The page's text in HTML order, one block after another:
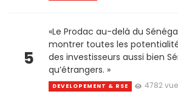
5
«Le Prodac au-delà du
montrer toutes les
des investisseurs aussi bien
qu’étrangers. »
DEVELOPEMENT & RSE 4782